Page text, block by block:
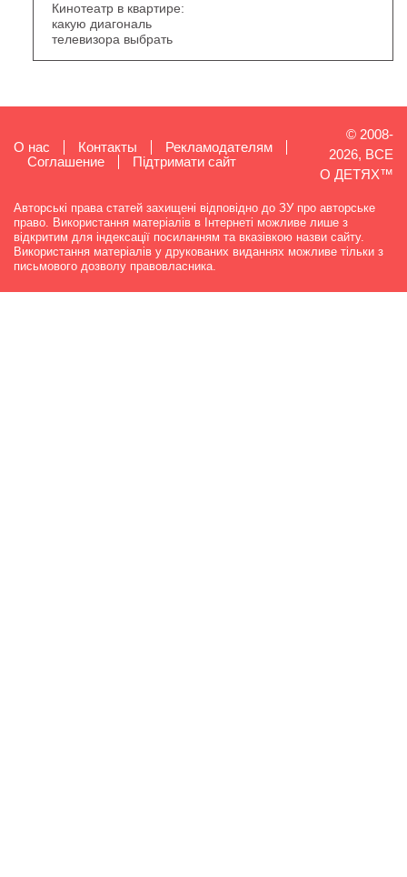
Кинотеатр в квартире:
какую диагональ
телевизора выбрать
О нас Контакты
Рекламодателям
Cоглашение
Підтримати сайт
© 2008-
2026, ВСЕ
О ДЕТЯХ™
Авторські права статей захищені відповідно до ЗУ про авторське
право. Використання матеріалів в Інтернеті можливе лише з
відкритим для індексації посиланням та вказівкою назви сайту.
Використання матеріалів у друкованих виданнях можливе тільки з
письмового дозволу правовласника.